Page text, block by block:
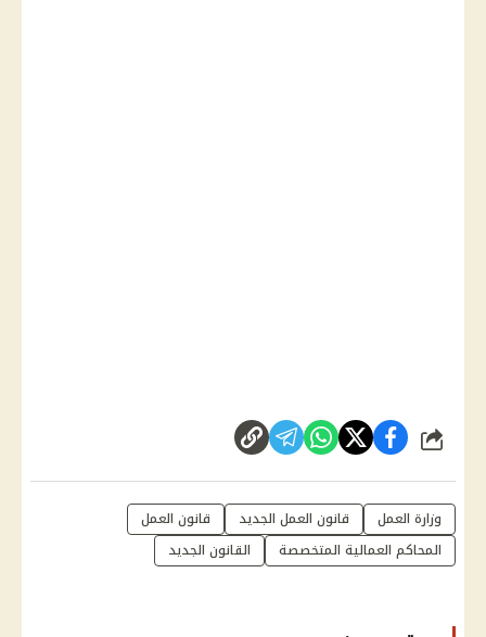
شارك
وزارة العمل قانون العمل الجديد
قانون العمل
المحاكم العمالية المتخصصة
القانون الجديد